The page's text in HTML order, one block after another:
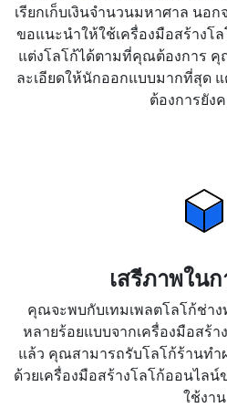
เรียกเก็บเงินจำนวนมหาศาล นอก
ขอแนะนำให้ใช้เครื่องมือสร้างโ
แต่งโลโก้ได้ตามที่คุณต้องการ
ละเอียดให้นักออกแบบมากที่สุด
ต้องการยัง
เสรีภาพใน
คุณจะพบกับเทมเพลตโลโก้ช่า
หลายร้อยแบบจากเครื่องมือสร้า
แล้ว คุณสามารถรับโลโก้ร้านท
ด้วยเครื่องมือสร้างโลโก้ออนไลน์
ใช้งาน